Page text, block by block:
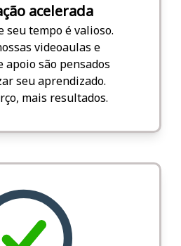
acelerada
seu tempo é valioso.
videoaulas e
apoio são pensados
seu aprendizado.
mais resultados.